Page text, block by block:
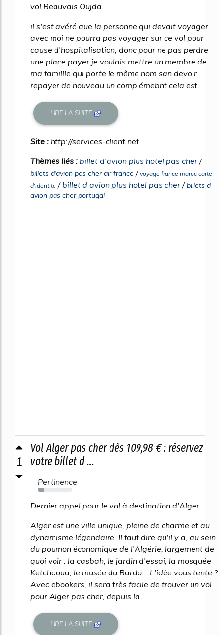
vol Beauvais Oujda.
il s'est avéré que la personne qui devait voyager
avec moi ne pourra pas voyager sur ce vol pour
cause d'hospitalisation, donc pour ne pas perdre
une place payer je voulais mettre un membre de
ma famillle qui porte le même nom san devoir
repayer de nouveau un complémebnt cela est...
LIRE LA SUITE
Site : http://services-client.net
Thèmes liés : billet d'avion plus hotel pas cher /
billets d'avion pas cher air france / voyage france maroc carte
d'identite / billet d avion plus hotel pas cher /billets d
avion pas cher portugal
1
Vol Alger pas cher dès 109,98 € : réservez
votre billet d ...
Pertinence
18%
Dernier appel pour le vol à destination d'Alger
Alger est une ville unique, pleine de charme et au
dynamisme légendaire. Il faut dire qu'il y a, au sein
du poumon économique de l'Algérie, largement de
quoi voir : la casbah, le jardin d'essai, la mosquée
Ketchaoua, le musée du Bardo... L'idée vous tente ?
Avec ebookers, il sera très facile de trouver un vol
pour Alger pas cher, depuis la...
LIRE LA SUITE